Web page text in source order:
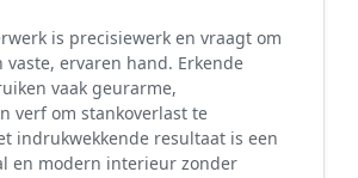
is precisiewerk en vraagt om
ervaren hand. Erkende
vaak geurarme,
verf om stankoverlast te
indrukwekkende resultaat is een
en modern interieur zonder